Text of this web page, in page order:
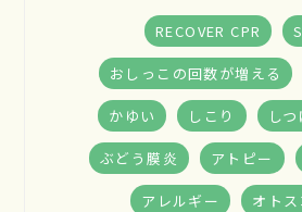
RECOVER CPR
おしっこの回数が増える
かゆい しこり しつ
ぶどう膜炎 アトピー
アレルギー オト